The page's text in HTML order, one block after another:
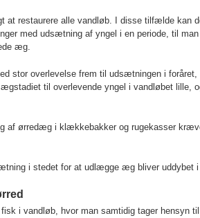
at restaurere alle vandløb. I disse tilfælde kan
med udsætning af yngel i en periode, til
æg.
stor overlevelse frem til udsætningen i
til overlevende yngel i vandløbet lille,
af ørredæg i klækkebakker og rugekasser
i stedet for at udlægge æg bliver uddybet
i vandløb, hvor man samtidig tager hensyn